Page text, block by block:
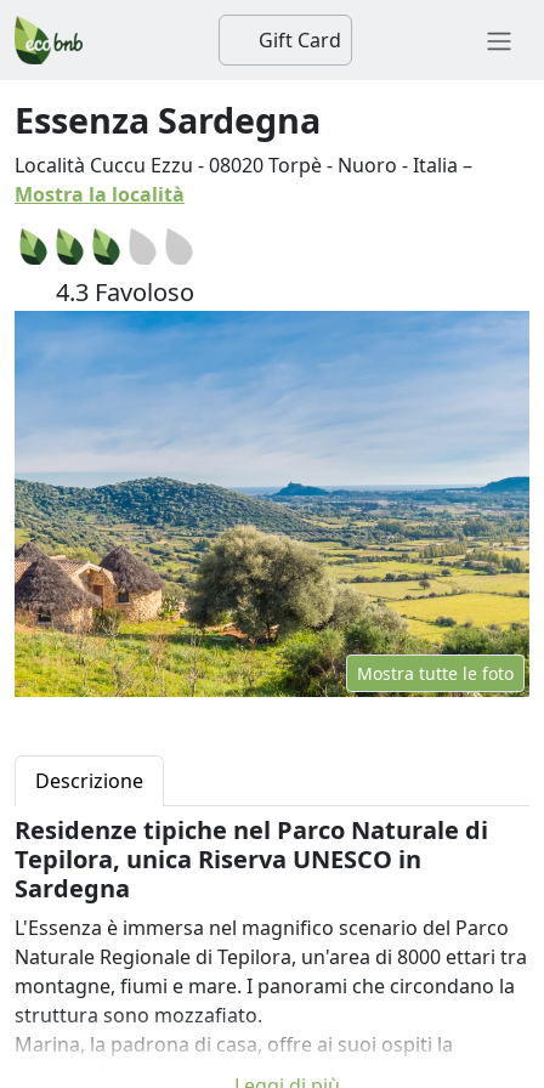
Gift Card
Essenza Sardegna
Località Cuccu Ezzu -08020Torpè- Nuoro -Italia –
Mostra la località
4.3 Favoloso
Mostra tutte le foto
Descrizione
Residenze tipiche nel Parco Naturale di
Tepilora, unica Riserva UNESCO in
Sardegna
L'Essenza è immersa nel magnifico scenario del Parco
Naturale Regionale di Tepilora, un'area di 8000 ettari tra
montagne, fiumi e mare. I panorami che circondano la
struttura sono mozzafiato.
Marina, la padrona di casa, offre ai suoi ospiti la
possibilità di scegliere tra quattro pinnettos accoglienti